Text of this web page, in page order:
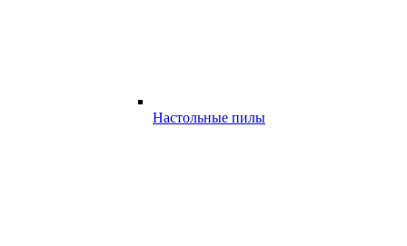
Настольные пилы